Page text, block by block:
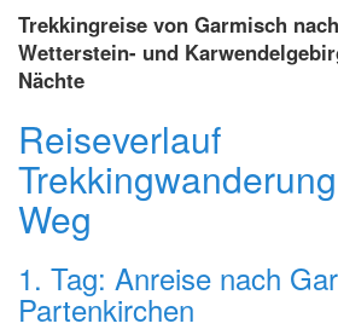
Trekkingreise von Garmisch
Wetterstein- und
Nächte
Reiseverlauf
Weg
1. Tag: Anreise nach
Partenkirchen